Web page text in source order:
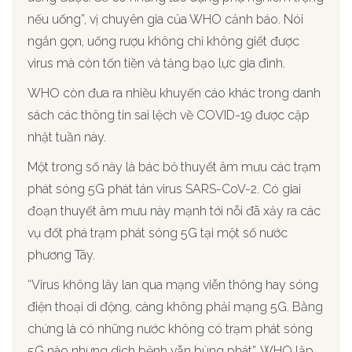
nếu uống”, vị chuyên gia của WHO cảnh báo. Nói
ngắn gọn, uống rượu không chỉ không giết được
virus mà còn tốn tiền và tăng bạo lực gia đình.
WHO còn đưa ra nhiều khuyến cáo khác trong danh
sách các thông tin sai lệch về COVID-19 được cập
nhật tuần này.
Một trong số này là bác bỏ thuyết âm mưu các trạm
phát sóng 5G phát tán virus SARS-CoV-2. Có giai
đoạn thuyết âm mưu này mạnh tới nỗi đã xảy ra các
vụ đốt phá trạm phát sóng 5G tại một số nước
phương Tây.
“Virus không lây lan qua mạng viễn thông hay sóng
điện thoại di động, càng không phải mạng 5G. Bằng
chứng là có những nước không có trạm phát sóng